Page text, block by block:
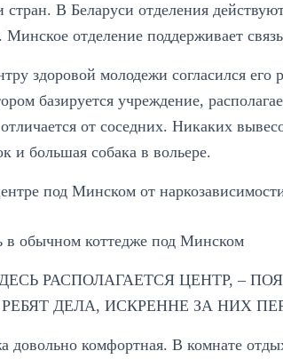
В Беларуси отделения
отделение поддерживает
здоровой молодежи согласился его
базируется учреждение,
от соседних. Никаких
и большая собака в вольере.
в обычном коттедже под Минском
РАСПОЛАГАЕТСЯ ЦЕНТР, –
ДЕЛА, ИСКРЕННЕ ЗА НИХ
довольно комфортная. В комнате